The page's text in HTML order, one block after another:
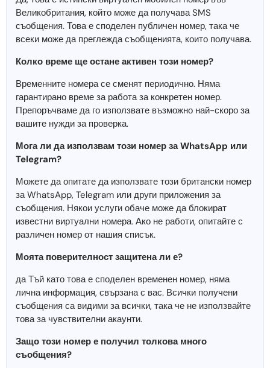
Великобритания, който може да получава SMS
съобщения. Това е споделен публичен номер, така че
всеки може да преглежда съобщенията, които получава.
Колко време ще остане активен този номер?
Временните номера се сменят периодично. Няма
гарантирано време за работа за конкретен номер.
Препоръчваме да го използвате възможно най-скоро за
вашите нужди за проверка.
Мога ли да използвам този номер за WhatsApp или
Telegram?
Можете да опитате да използвате този британски номер
за WhatsApp, Telegram или други приложения за
съобщения. Някои услуги обаче може да блокират
известни виртуални номера. Ако не работи, опитайте с
различен номер от нашия списък.
Моята поверителност защитена ли е?
да Тъй като това е споделен временен номер, няма
лична информация, свързана с вас. Всички получени
съобщения са видими за всички, така че не използвайте
това за чувствителни акаунти.
Защо този номер е получил толкова много
съобщения?